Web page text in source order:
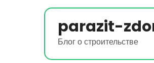
parazit-
Блог о строительстве